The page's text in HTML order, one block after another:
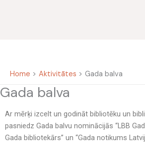
Home Aktivitātes Gada balva
Gada balva
Ar mērķi izcelt un godināt bibliotēku un
pasniedz Gada balvu nominācijās “LBB
Gada bibliotekārs” un “Gada notikums